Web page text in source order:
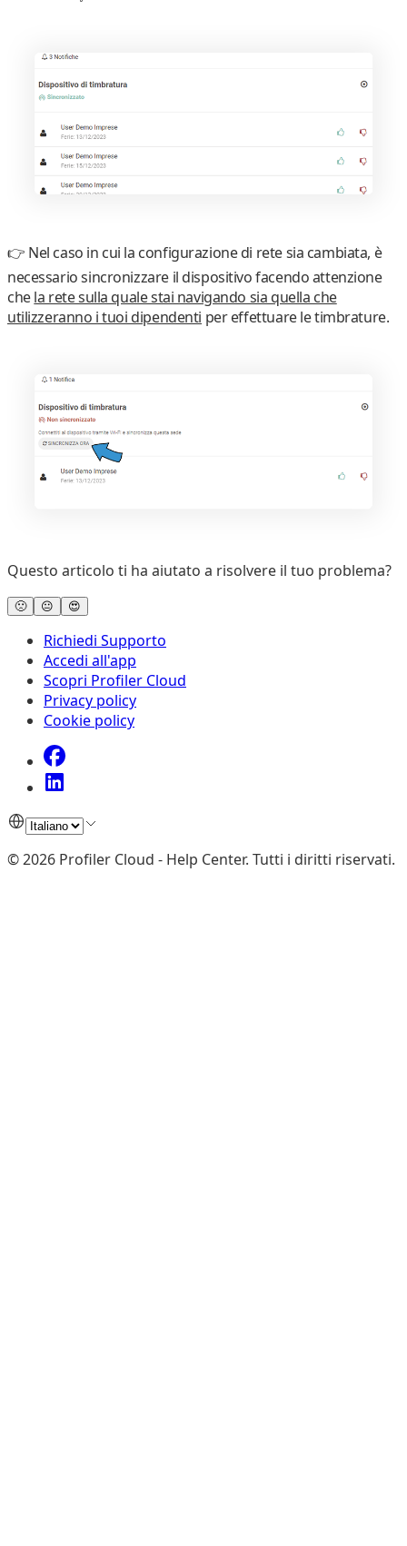
👉 Nel caso in cui la configurazione di rete sia cambiata, è
necessario sincronizzare il dispositivofacendo attenzione
chela rete sulla quale stai navigando sia quella che
utilizzeranno i tuoi dipendenti per effettuare le timbrature.
Questo articolo ti ha aiutato a risolvere il tuo problema?
🙁 😐 😍
Richiedi Supporto
Accedi all'app
Scopri Profiler Cloud
Privacy policy
Cookie policy
©2026 Profiler Cloud - Help Center. Tutti i diritti riservati.